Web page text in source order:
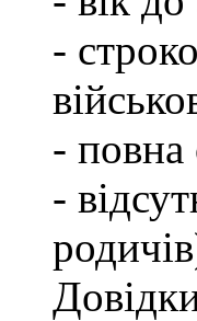
-
- повна
-